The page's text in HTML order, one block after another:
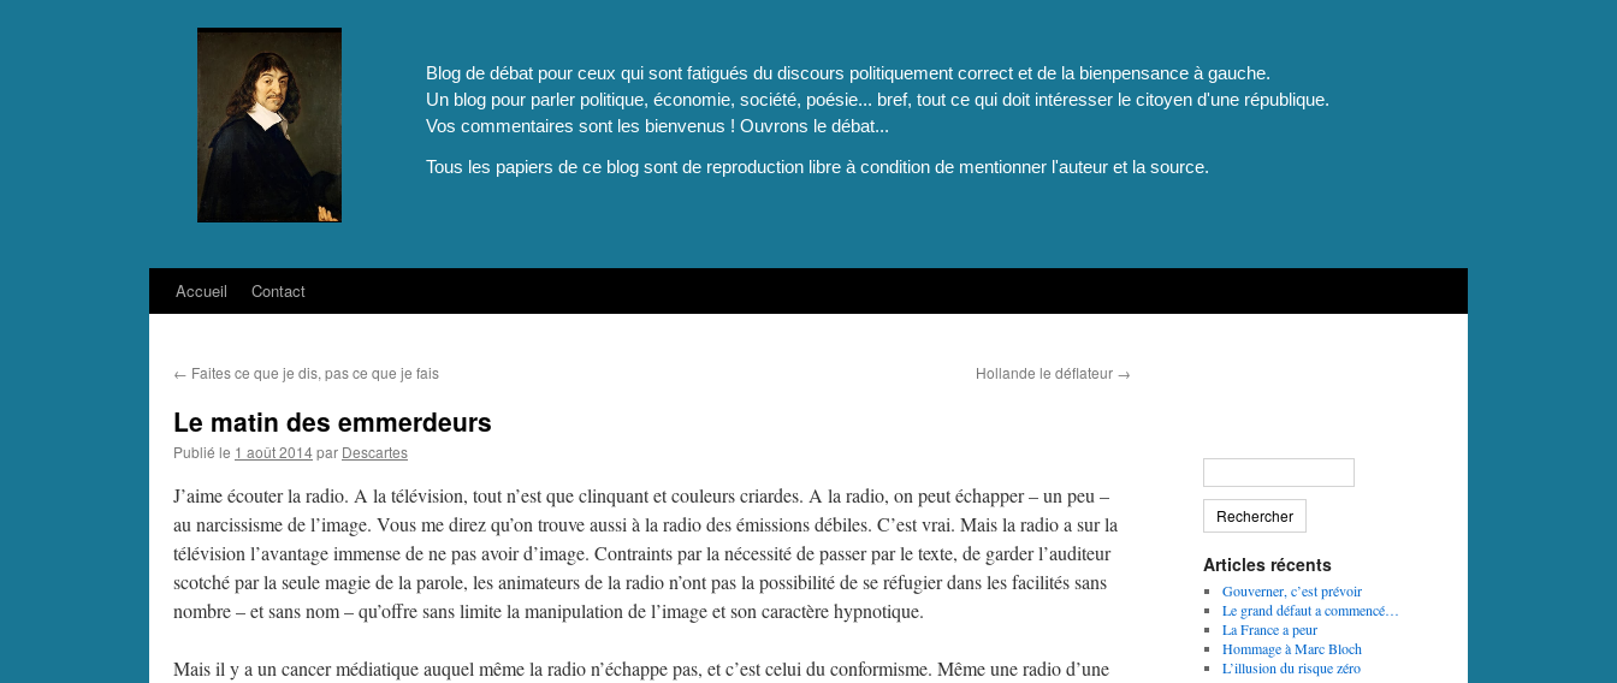
Blog de débat pour ceux qui sont fatigués du discours politiquement correct et de la bienpensance à gauche.
Un blog pour parler politique, économie, société, poésie... bref, tout ce qui doit intéresser le citoyen d'une république.
Vos commentaires sont les bienvenus ! Ouvrons le débat...
Tous les papiers de ce blog sont de reproduction libre à condition de mentionner l'auteur et la source.
Aller
contenu
Accueil Contact
← Faites ce que je dis, pas ce que je fais Hollande le déflateur →
Le matin des emmerdeurs
Publié le 1 août 2014par Descartes
J’aime écouter la radio. A la télévision, tout n’est que clinquant et couleurs criardes. A la radio, on peut échapper – un peu –
au narcissisme de l’image. Vous me direz qu’on trouve aussi à la radio des émissions débiles. C’est vrai. Mais la radio a sur la
télévision l’avantage immense de ne pas avoir d’image. Contraints par la nécessité de passer par le texte, de garder l’auditeur
scotché par la seule magie de la parole, les animateurs de la radio n’ont pas la possibilité de se réfugier dans les facilités sans
nombre – et sans nom – qu’offre sans limite la manipulation de l’image et son caractère hypnotique.
Mais il y a un cancer médiatique auquel même la radio n’échappe pas, et c’est celui du conformisme. Même une radio d’une
Articles récents
Gouverner, c’est prévoir
Le grand défaut a commencé…
La France a peur
Hommage à Marc Bloch
L’illusion du risque zéro